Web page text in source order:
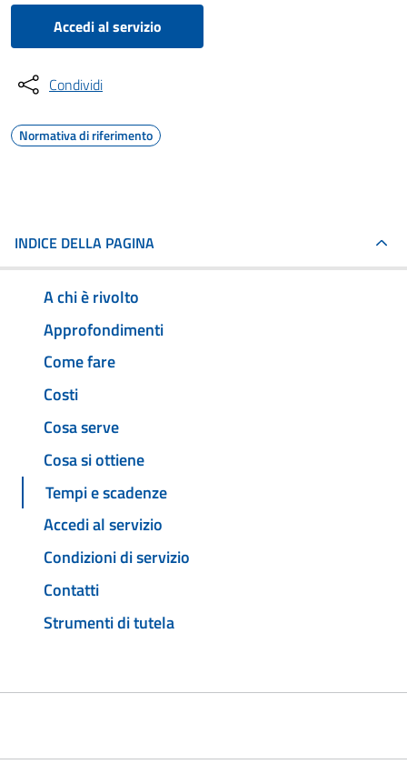
Accedi al servizio
Condividi
Normativa di riferimento
INDICE DELLA PAGINA
A chi è rivolto
Approfondimenti
Come fare
Costi
Cosa serve
Cosa si ottiene
Tempi e scadenze
Accedi al servizio
Condizioni di servizio
Contatti
Strumenti di tutela